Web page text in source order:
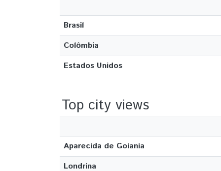
Brasil
Colômbia
Estados Unidos
Top city views
Aparecida de Goiania
Londrina